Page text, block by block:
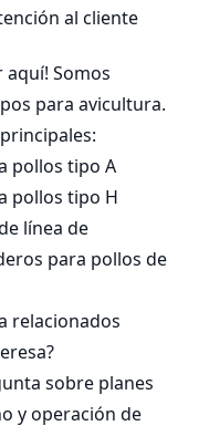
Bandeja de
alimentación para
pollos de engorde